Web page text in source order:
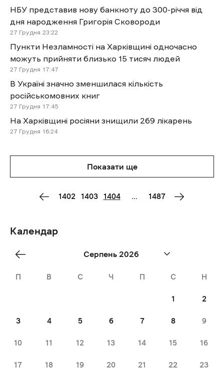
НБУ представив нову банкноту до 300-річчя від
дня народження Григорія Сковороди
27 Грудня 23:22
Пункти Незламності на Харківщині одночасно
можуть прийняти близько 15 тисяч людей
27 Грудня 17:47
В Україні значно зменшилася кількість
російськомовних книг
27 Грудня 17:45
На Харківщині росіяни знищили 269 лікарень
27 Грудня 16:24
Календар
Серпень 2026
П В С Ч П С Н
1 2
3 4 5 6 7 8 9
10 11 12 13 14 15 16
17 18 19 20 21 22 23
«
Jul
Показати ще
1402 1403 1404 ... 1487